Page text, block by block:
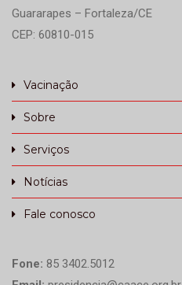
Guararapes – Fortaleza/CE
CEP: 60810-015
Vacinação
Sobre
Serviços
Notícias
Fale conosco
Fone: 85 3402.5012